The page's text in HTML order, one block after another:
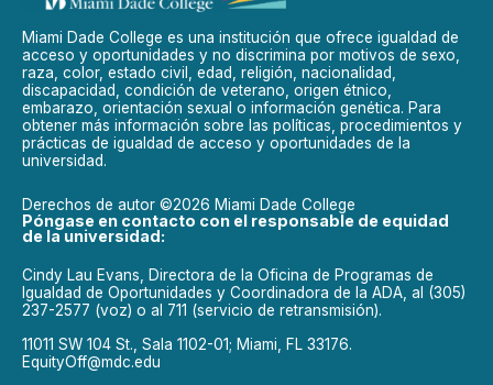
Miami Dade College es una institución que ofrece igualdad de
acceso y oportunidades y no discrimina por motivos de sexo,
raza, color, estado civil, edad, religión, nacionalidad,
discapacidad, condición de veterano, origen étnico,
embarazo, orientación sexual o información genética. Para
obtener más información sobre las políticas, procedimientos y
prácticas de igualdad de acceso y oportunidades de la
universidad.
Derechos de autor ©2026 Miami Dade College
Póngase en contacto con el responsable de equidad
de la universidad:
Cindy Lau Evans, Directora de la Oficina de Programas de
Igualdad de Oportunidades y Coordinadora de la ADA, al (305)
237-2577 (voz) o al 711 (servicio de retransmisión).
11011 SW 104 St., Sala 1102-01; Miami, FL 33176.
EquityOff@mdc.edu